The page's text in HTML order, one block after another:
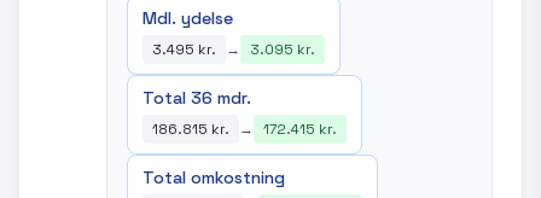
Mdl. ydelse
3.495 kr. → 3.095 kr.
Total 36 mdr.
186.815 kr. → 172.415 kr.
Total omkostning